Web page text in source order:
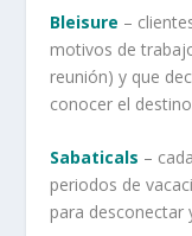
Bleisure –
motivos de
reunión) y que
conocer el
Sabaticals –
periodos de
para desconectar